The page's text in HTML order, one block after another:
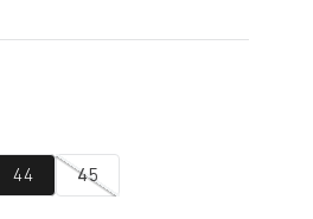
44 45